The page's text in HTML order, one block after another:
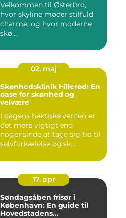
Velkommen til Østerbro,
hvor skyline møder stilfuld
charme, og hvor moderne
skø...
02. maj
Skønhedsklinik Hillerød: En
oase for skønhed og
velvære
I dagens hektiske verden er
det mere vigtigt end
nogensinde at tage sig tid til
selvforkælelse og sk...
17. apr
Søndagsåben frisør i
København: En guide til
Hovedstadens